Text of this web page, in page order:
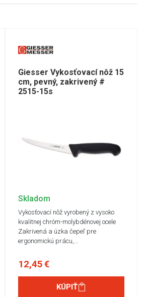
Giesser Vykosťovací nôž 15
cm, pevný, zakrivený #
2515-15s
Skladom
Vykosťovací nôž vyrobený z vysoko
kvalitnej chróm-molybdénovej ocele
Zakrivená a úzka čepeľ pre
ergonomickú prácu,…
12,45 €
KÚPIŤ